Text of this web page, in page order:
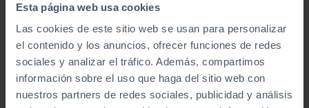
Esta página web usa cookies
Las cookies de este sitio web se usan para personalizar
el contenido y los anuncios, ofrecer funciones de redes
sociales y analizar el tráfico. Además, compartimos
información sobre el uso que haga del sitio web con
nuestros partners de redes sociales, publicidad y análisis
Este vehículo se encuentra en:
Vepersa Vigo
Ver localización y horarios
Ver vehículos del concesionario